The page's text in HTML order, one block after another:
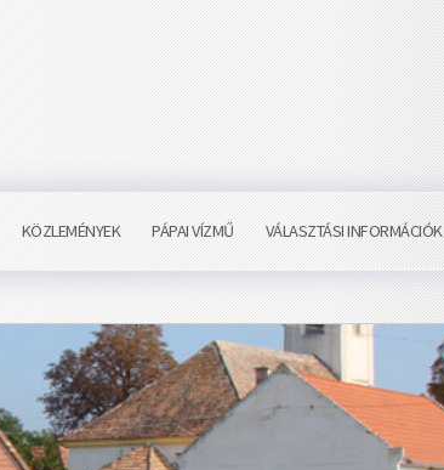
KÖZLEMÉNYEK PÁPAI VÍZMŰ VÁLASZTÁSI INFORMÁCIÓK